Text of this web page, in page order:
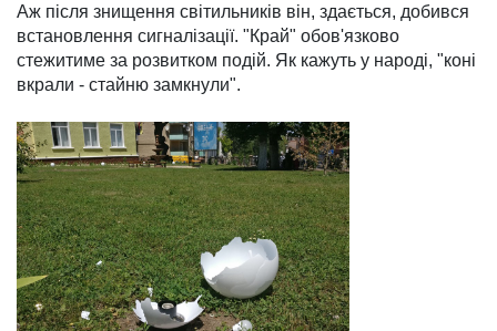
Аж після знищення світильників він, здається, добився
встановлення сигналізації. "Край" обов'язково
стежитиме за розвитком подій. Як кажуть у народі, "коні
вкрали - стайню замкнули".